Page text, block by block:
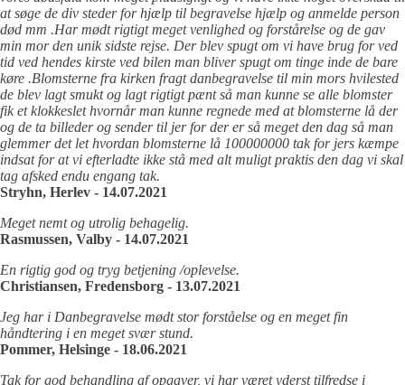
at søge de div steder for hjælp til begravelse hjælp og anmelde person
død mm .Har mødt rigtigt meget venlighed og forstårelse og de gav
min mor den unik sidste rejse. Der blev spugt om vi have brug for ved
tid ved hendes kirste ved bilen man bliver spugt om tinge inde de bare
køre .Blomsterne fra kirken fragt danbegravelse til min mors hvilested
de blev lagt smukt og lagt rigtigt pænt så man kunne se alle blomster
fik et klokkeslet hvornår man kunne regnede med at blomsterne lå der
og de ta billeder og sender til jer for der er så meget den dag så man
glemmer det let hvordan blomsterne lå 100000000 tak for jers kæmpe
indsat for at vi efterladte ikke stå med alt muligt praktis den dag vi skal
tag afsked endu engang tak.
Stryhn, Herlev - 14.07.2021
Meget nemt og utrolig behagelig.
Rasmussen, Valby - 14.07.2021
En rigtig god og tryg betjening /oplevelse.
Christiansen, Fredensborg - 13.07.2021
Jeg har i Danbegravelse mødt stor forståelse og en meget fin
håndtering i en meget svær stund.
Pommer, Helsinge - 18.06.2021
Tak for god behandling af opgaver, vi har været yderst tilfredse i